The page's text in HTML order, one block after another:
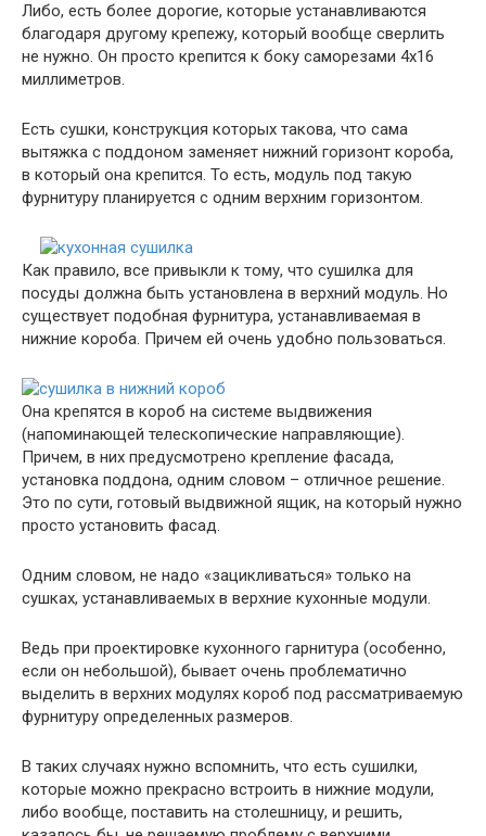
Либо, есть более дорогие, которые устанавливаются
благодаря другому крепежу, который вообще сверлить
не нужно. Он просто крепится к боку саморезами 4х16
миллиметров.
Есть сушки, конструкция которых такова, что сама
вытяжка с поддоном заменяет нижний горизонт короба,
в который она крепится. То есть, модуль под такую
фурнитуру планируется с одним верхним горизонтом.
Как правило, все привыкли к тому, что сушилка для
посуды должна быть установлена в верхний модуль. Но
существует подобная фурнитура, устанавливаемая в
нижние короба. Причем ей очень удобно пользоваться.
Она крепятся в короб на системе выдвижения
(напоминающей телескопические направляющие).
Причем, в них предусмотрено крепление фасада,
установка поддона, одним словом – отличное решение.
Это по сути, готовый выдвижной ящик, на который нужно
просто установить фасад.
Одним словом, не надо «зацикливаться» только на
сушках, устанавливаемых в верхние кухонные модули.
Ведь при проектировке кухонного гарнитура (особенно,
если он небольшой), бывает очень проблематично
выделить в верхних модулях короб под рассматриваемую
фурнитуру определенных размеров.
В таких случаях нужно вспомнить, что есть сушилки,
которые можно прекрасно встроить в нижние модули,
либо вообще, поставить на столешницу, и решить,